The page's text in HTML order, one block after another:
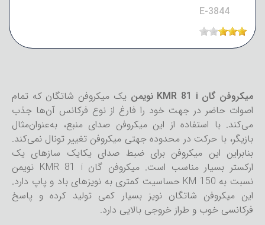
E-3844
میکروفن گان KMR 81 i نویمن
یک میکروفن شاتگان که تمام
اصوات حاضر در جهت خود را فارغ از نوع فرکانس آن‌ها جذب
می‌کند. با استفاده از این میکروفن صدای منبع، به‌عنوان‌مثال
بازیگر، با حرکت در محدوده جهتی میکروفن تغییر تونال نمی‌کند.
بنابراین این میکروفن برای ضبط صدای یکایک سازهای یک
ارکستر بسیار مناسب است. میکروفن گان KMR 81 i نویمن
نسبت به KM 150 حساسیت کمتری به نویزهای باد و پاپ دارد.
این میکروفن شاتگان نویز بسیار کمی تولید کرده و پاسخ
فرکانسی خوب و طراز خروجی بالایی دارد.